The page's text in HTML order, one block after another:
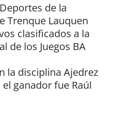
de la
Trenque Lauquen
clasificados a la
de los Juegos BA
la disciplina Ajedrez
ganador fue Raúl